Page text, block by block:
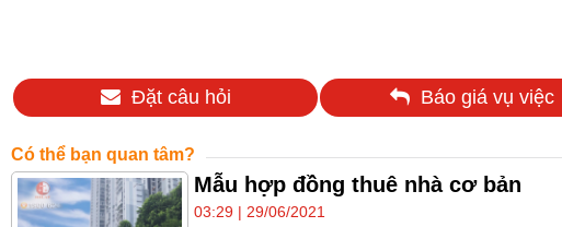
Đặt câu hỏi Báo giá vụ việc
Có thể bạn quan tâm?
Mẫu hợp đồng thuê nhà cơ bản
03:29 | 29/06/2021